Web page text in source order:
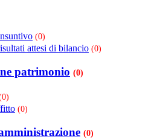
(0)
attesi di bilancio (0)
patrimonio (0)
(0)
(0)